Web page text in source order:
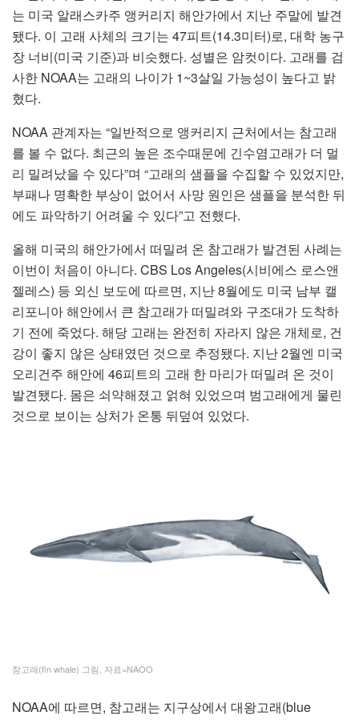
는 미국 알래스카주 앵커리지 해안가에서 지난 주말에 발견
됐다. 이 고래 사체의 크기는 47피트(14.3미터)로, 대학 농구
장 너비(미국 기준)과 비슷했다. 성별은 암컷이다. 고래를 검
사한 NOAA는 고래의 나이가 1~3살일 가능성이 높다고 밝
혔다.
NOAA 관계자는 “일반적으로 앵커리지 근처에서는 참고래
를 볼 수 없다. 최근의 높은 조수때문에 긴수염고래가 더 멀
리 밀려났을 수 있다”며 “고래의 샘플을 수집할 수 있었지만,
부패나 명확한 부상이 없어서 사망 원인은 샘플을 분석한 뒤
에도 파악하기 어려울 수 있다”고 전했다.
올해 미국의 해안가에서 떠밀려 온 참고래가 발견된 사례는
이번이 처음이 아니다. CBS Los Angeles(시비에스 로스앤
젤레스) 등 외신 보도에 따르면, 지난 8월에도 미국 남부 캘
리포니아 해안에서 큰 참고래가 떠밀려와 구조대가 도착하
기 전에 죽었다. 해당 고래는 완전히 자라지 않은 개체로, 건
강이 좋지 않은 상태였던 것으로 추정됐다. 지난 2월엔 미국
오리건주 해안에 46피트의 고래 한 마리가 떠밀려 온 것이
발견됐다. 몸은 쇠약해졌고 얽혀 있었으며 범고래에게 물린
것으로 보이는 상처가 온통 뒤덮여 있었다.
참고래(fin whale) 그림. 자료=NAOO
NOAA에 따르면, 참고래는 지구상에서 대왕고래(blue